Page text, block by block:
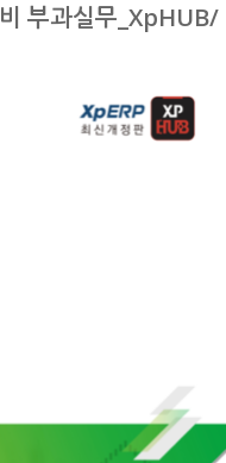
부과실무_XpHUB/